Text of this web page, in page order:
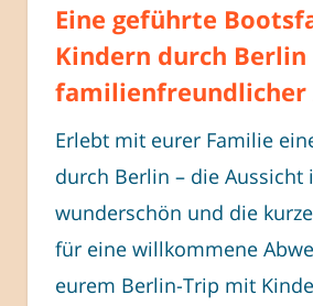
Eine geführte
Kindern durch Berlin
familienfreundlicher
Erlebt mit eurer Familie
durch Berlin – die Aussicht
wunderschön und die
für eine willkommene
eurem Berlin-Trip mit